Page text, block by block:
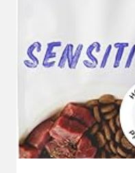
LEBER
|